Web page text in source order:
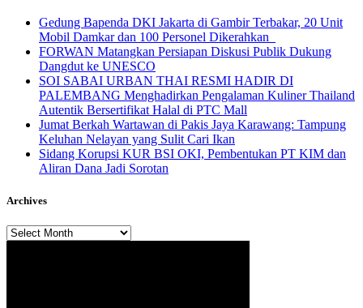
Gedung Bapenda DKI Jakarta di Gambir Terbakar, 20 Unit
Mobil Damkar dan 100 Personel Dikerahkan
FORWAN Matangkan Persiapan Diskusi Publik Dukung
Dangdut ke UNESCO
SOI SABAI URBAN THAI RESMI HADIR DI
PALEMBANG Menghadirkan Pengalaman Kuliner Thailand
Autentik Bersertifikat Halal di PTC Mall
Jumat Berkah Wartawan di Pakis Jaya Karawang: Tampung
Keluhan Nelayan yang Sulit Cari Ikan
Sidang Korupsi KUR BSI OKI, Pembentukan PT KIM dan
Aliran Dana Jadi Sorotan
Archives
Archives